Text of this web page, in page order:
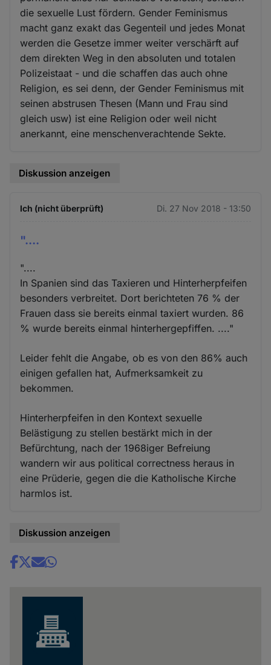
die sexuelle Lust fördern. Gender Feminismus
macht ganz exakt das Gegenteil und jedes Monat
werden die Gesetze immer weiter verschärft auf
dem direkten Weg in den absoluten und totalen
Polizeistaat - und die schaffen das auch ohne
Religion, es sei denn, der Gender Feminismus mit
seinen abstrusen Thesen (Mann und Frau sind
gleich usw) ist eine Religion oder weil nicht
anerkannt, eine menschenverachtende Sekte.
Diskussion anzeigen
Ich (nicht überprüft) Di. 27 Nov 2018 - 13:50
"....
"....
In Spanien sind das Taxieren und Hinterherpfeifen
besonders verbreitet. Dort berichteten 76 % der
Frauen dass sie bereits einmal taxiert wurden. 86
% wurde bereits einmal hinterhergepfiffen. ...."
Leider fehlt die Angabe, ob es von den 86% auch
einigen gefallen hat, Aufmerksamkeit zu
bekommen.
Hinterherpfeifen in den Kontext sexuelle
Belästigung zu stellen bestärkt mich in der
Befürchtung, nach der 1968iger Befreiung
wandern wir aus political correctness heraus in
eine Prüderie, gegen die die Katholische Kirche
harmlos ist.
Diskussion anzeigen
Share